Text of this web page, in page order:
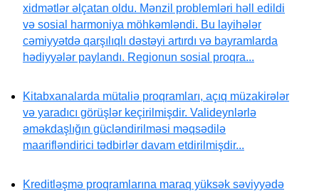
xidmətlər əlçatan oldu. Mənzil problemləri həll edildi
və sosial harmoniya möhkəmləndi. Bu layihələr
cəmiyyətdə qarşılıqlı dəstəyi artırdı və bayramlarda
hədiyyələr paylandı. Regionun sosial proqra...
Kitabxanalarda mütaliə proqramları, açıq müzakirələr
və yaradıcı görüşlər keçirilmişdir. Valideynlərlə
əməkdaşlığın gücləndirilməsi məqsədilə
maarifləndirici tədbirlər davam etdirilmişdir...
Kreditləşmə proqramlarına maraq yüksək səviyyədə